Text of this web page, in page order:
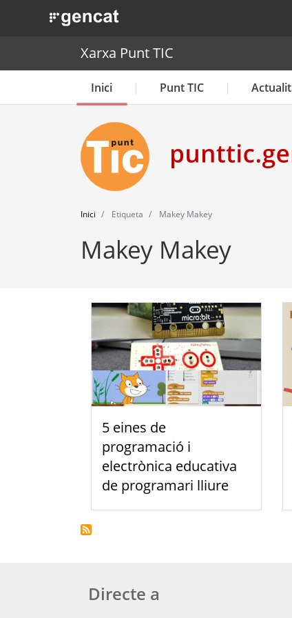
. Obre en una nova finestra.
Xarxa Punt TIC
Inici Punt TIC
Inici Etiqueta Makey Makey
Makey Makey
5 eines de
programació i
electrònica educativa
de programari lliure
Directe a